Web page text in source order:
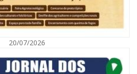
20/07/2026